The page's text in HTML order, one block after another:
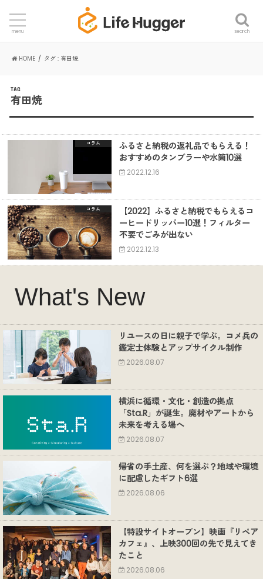
search
menu
HOME タグ : 有田焼
TAG
有田焼
コラム
ふるさと納税の返礼品でもらえる！
おすすめのタンブラーや水筒10選
2022.12.16
コラム
【2022】ふるさと納税でもらえるコ
ーヒードリッパー10選！フィルター
不要でごみが出ない
2022.12.13
What's New
リユースの日に親子で学ぶ。コメ兵の
鑑定士体験とアップサイクル制作
2026.08.07
横浜に循環・文化・創造の拠点
「Sta.R」が誕生。廃材やアートから
未来を考える場へ
2026.08.07
帰省の手土産、何を選ぶ？地域や環境
に配慮したギフト6選
2026.08.06
【特設サイトオープン】映画『リペア
カフェ』、上映300回の先で見えてき
たこと
2026.08.06